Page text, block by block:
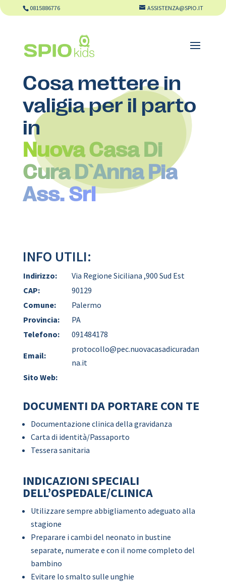
0815886776 ASSISTENZA@SPIO.IT
Cosa mettere in
valigia per il parto
in
Nuova Casa Di
Cura D`Anna Pia
Ass. Srl
INFO UTILI:
Indirizzo:
Via Regione Siciliana ,900 Sud Est
CAP:
90129
Comune:
Palermo
Provincia:
PA
Telefono:
091484178
Email:
protocollo@pec.nuovacasadicuradan
na.it
Sito Web:
DOCUMENTI DA PORTARE CON TE
Documentazione clinica della gravidanza
Carta di identità/Passaporto
Tessera sanitaria
INDICAZIONI SPECIALI
DELL’OSPEDALE/CLINICA
Utilizzare sempre abbigliamento adeguato alla
stagione
Preparare i cambi del neonato in bustine
separate, numerate e con il nome completo del
bambino
Evitare lo smalto sulle unghie